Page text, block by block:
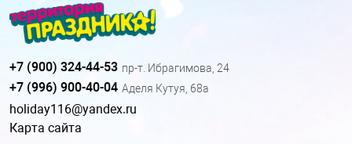
+7 (900) 324-44-53 пр-т. Ибрагимова, 24
+7 (996) 900-40-04 Аделя Кутуя, 68а
holiday116@yandex.ru
Карта сайта